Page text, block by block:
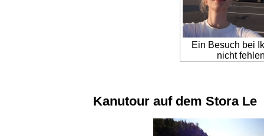
Ein Besuch bei
nicht
Kanutour auf dem Stora Le